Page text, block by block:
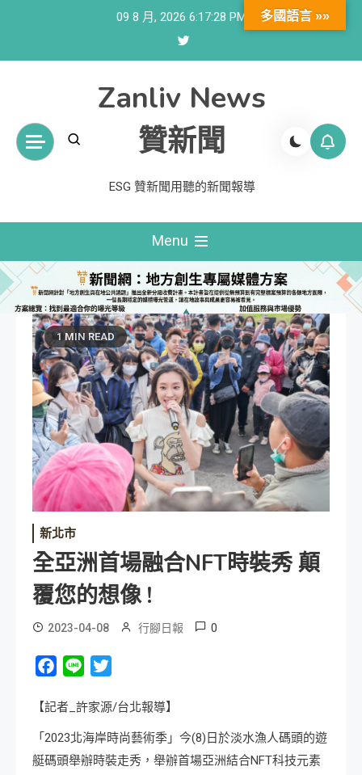
09 8 月, 2026 6:17:30 PM
Zanliv News
贊新聞
ESG 贊新聞用聽的新聞報導
Menu
1 MIN READ
新北市
全亞洲首場融合NFT時裝秀 顛
覆您的想像 !
2023-04-08 行腳日報 0
Facebook
Line
【記者_許家源/台北報導】
「2023北海岸時尚藝術季」今(8)日於淡水漁人碼頭的遊
艇碼頭舉辦時裝走秀，舉辦首場亞洲結合NFT科技元素
多國語言 »»